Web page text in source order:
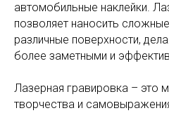
автомобильные наклейки.
позволяет наносить
различные поверхности,
более заметными и
Лазерная гравировка – это
творчества и